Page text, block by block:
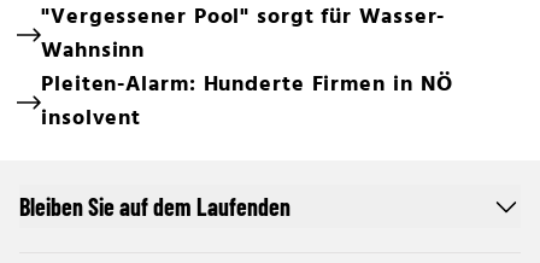
"Vergessener Pool" sorgt für Wasser-
Wahnsinn
Pleiten-Alarm: Hunderte Firmen in NÖ
insolvent
Bleiben Sie auf dem Laufenden